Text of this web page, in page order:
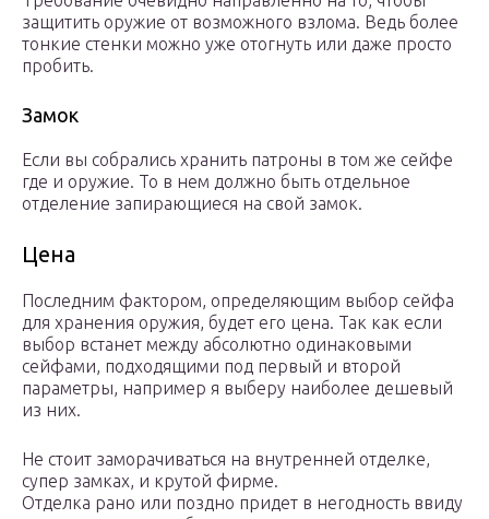
защитить оружие от возможного взлома. Ведь более
тонкие стенки можно уже отогнуть или даже просто
пробить.
Замок
Если вы собрались хранить патроны в том же сейфе
где и оружие. То в нем должно быть отдельное
отделение запирающиеся на свой замок.
Цена
Последним фактором, определяющим выбор сейфа
для хранения оружия, будет его цена. Так как если
выбор встанет между абсолютно одинаковыми
сейфами, подходящими под первый и второй
параметры, например я выберу наиболее дешевый
из них.
Не стоит заморачиваться на внутренней отделке,
супер замках, и крутой фирме.
Отделка рано или поздно придет в негодность ввиду